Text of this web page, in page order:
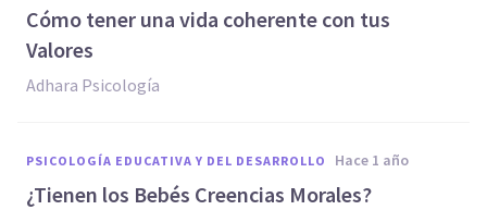
Cómo tener una vida coherente con tus
Valores
Adhara Psicología
PSICOLOGÍA EDUCATIVA Y DEL DESARROLLO hace 1 año
¿Tienen los Bebés Creencias Morales?